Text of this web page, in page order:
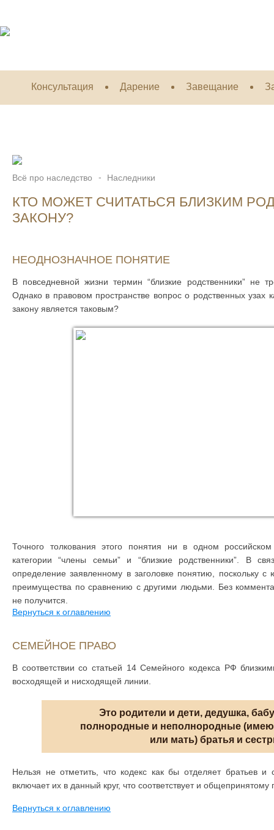
Консультация Дарение Завещание
Всё про наследство Наследники
КТО МОЖЕТ СЧИТАТЬСЯ БЛИЗКИМ
ЗАКОНУ?
НЕОДНОЗНАЧНОЕ ПОНЯТИЕ
В повседневной жизни термин “близкие родственники” не
Однако в правовом пространстве вопрос о родственных
закону является таковым?
Точного толкования этого понятия ни в одном
категории “члены семьи” и “близкие родственники”. В
определение заявленному в заголовке понятию, поскольку с
преимущества по сравнению с другими людьми. Без
не получится.
Вернуться к оглавлению
СЕМЕЙНОЕ ПРАВО
В соответствии со статьей 14 Семейного кодекса РФ
восходящей и нисходящей линии.
Это родители и дети, дедушка,
полнородные и неполнородные
или мать) братья и
Нельзя не отметить, что кодекс как бы отделяет братьев и
включает их в данный круг, что соответствует и
Вернуться к оглавлению